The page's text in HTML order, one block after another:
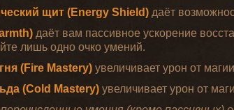
щит (Energy Shield) даёт
даёт вам пассивное ускорение
лишь одно очко умений.
(Fire Mastery) увеличивает урон от
(Cold Mastery) увеличивает урон от